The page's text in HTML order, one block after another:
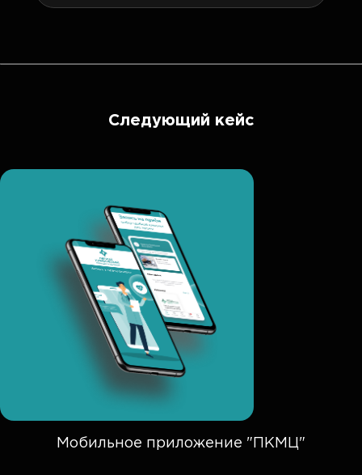
Следующий кейс
Мобильное приложение "ПКМЦ"